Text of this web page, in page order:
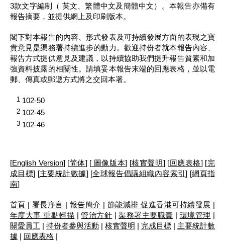
3款文字編制（ 英文、繁體中文及簡體中文）。本報告亦備有
報告摘要，並提供網上及印刷版本。
閣下對本報告的內容、形式發表及可持續發展方面的表現之寶
貴意見是渠務署持續進步的動力。歡迎持份者就本報告內容、
報告方式提供意見及建議，以持續協助我們提升報告質素和加
強資料披露的相關性。請填妥本報告末端的回應表格，並以電
郵、傳真或郵遞方式將之交回本署。
1 102-50
2 102-45
3 102-46
[English Version] [简体] [ 圖像版本] [核實聲明] [回應表格] [完
成目標] [主要統計數據] [全球報告倡議組織內容索引] [網頁指
南]
首頁 | 署長序言 | 報告簡介 | 節能減排 促進香港可持續發展 |
年度大事 重點輕描 |管治方針 |渠務署主要職責 | 環境管理 |
關愛員工 | 持份者參與活動 | 核實聲明 | 完成目標 | 主要統計數
據 | 回應表格 |